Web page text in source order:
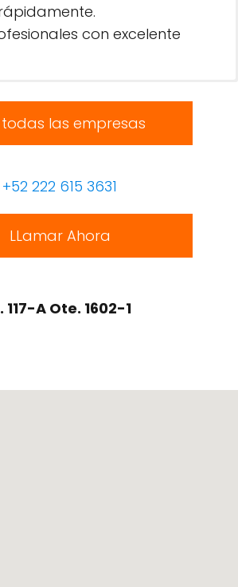
con excelente
las empresas
+52 222 615 3631
LLamar Ahora
117-A Ote. 1602-1